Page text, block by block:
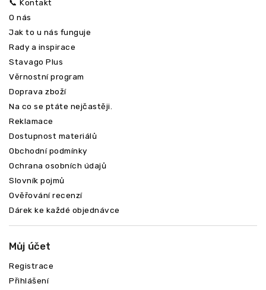
📞 Kontakt
O nás
Jak to u nás funguje
Rady a inspirace
Stavago Plus
Věrnostní program
Doprava zboží
Na co se ptáte nejčastěji.
Reklamace
Dostupnost materiálů
Obchodní podmínky
Ochrana osobních údajů
Slovník pojmů
Ověřování recenzí
Dárek ke každé objednávce
Můj účet
Registrace
Přihlášení